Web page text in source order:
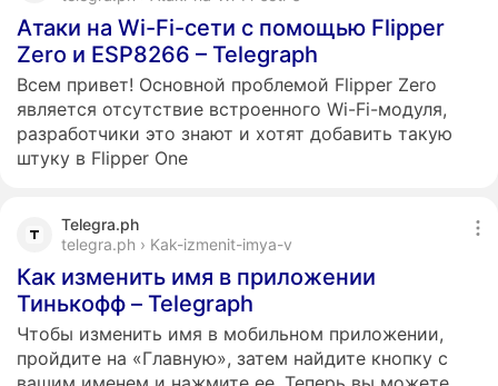
Атаки на Wi-Fi-сети с помощью Flipper
Zero и ESP8266 – Telegraph
Всем привет! Основной проблемой Flipper Zero
является отсутствие встроенного Wi-Fi-модуля,
разработчики это знают и хотят добавить такую
штуку в Flipper One
Telegra.ph
telegra.ph › Kak-izmenit-imya-v
Как изменить имя в приложении
Тинькофф – Telegraph
Чтобы изменить имя в мобильном приложении,
пройдите на «Главную», затем найдите кнопку с